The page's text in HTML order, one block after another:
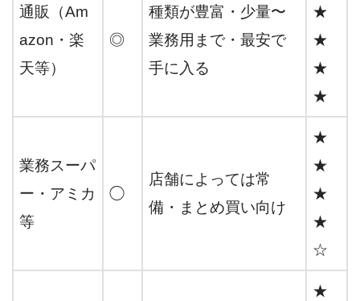
通販（Am
azon・楽
天等）
◎
種類が豊富・少量〜
業務用まで・最安で
手に入る
★
★
★
★
業務スーパ
ー・アミカ
等
◯
店舗によっては常
備・まとめ買い向け
★
★
★
★
☆
★